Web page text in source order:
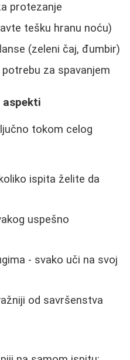
protezanje
tešku hranu noću)
(zeleni čaj, đumbir)
za spavanjem
aspekti
tokom celog
ispita želite da
uspešno
- svako uči na svoj
od savršenstva